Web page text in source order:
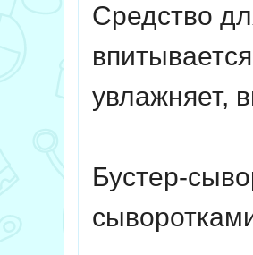
Средство
увлажняет,
Бустер-